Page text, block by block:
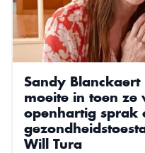
Sandy
moeite in toen ze
openhartig sprak
Will Tura